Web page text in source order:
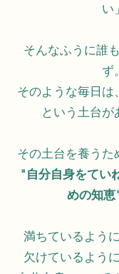
い」
そんなふうに誰
ず。
そのような毎日は
という土台が
その土台を養うた
"自分自身をてい
めの知恵
満ちているよう
欠けているよう